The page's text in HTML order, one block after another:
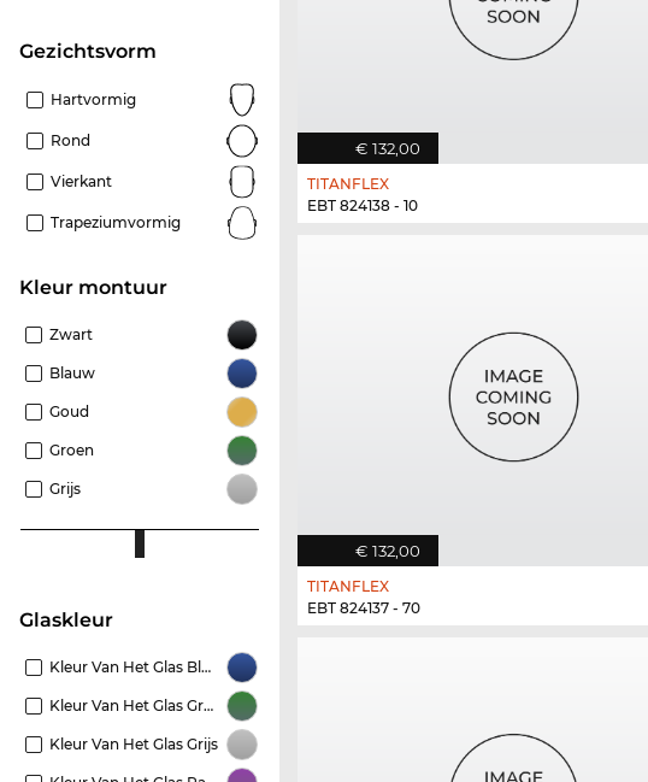
Gezichtsvorm
Hartvormig
Rond
Vierkant
Trapeziumvormig
Kleur montuur
Zwart
Blauw
Goud
Groen
Grijs
Glaskleur
Kleur Van Het Glas Blauw
Kleur Van Het Glas Groen
Kleur Van Het Glas Grijs
€ 132,00
TITANFLEX
EBT 824138 - 10
€ 132,00
TITANFLEX
EBT 824137 - 70